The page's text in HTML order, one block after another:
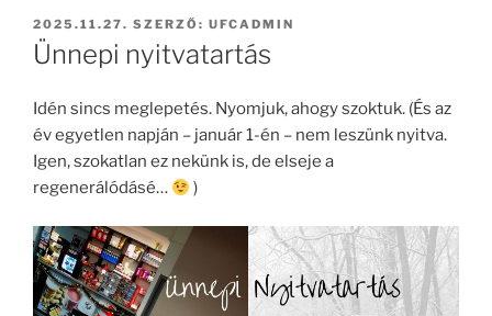
BEKÜLDVE:
2025.11.27. SZERZŐ: UFCADMIN
Ünnepi nyitvatartás
Idén sincs meglepetés. Nyomjuk, ahogy szoktuk. (És az
év egyetlen napján – január 1-én – nem leszünk nyitva.
Igen, szokatlan ez nekünk is, de elseje a
regenerálódásé…
)